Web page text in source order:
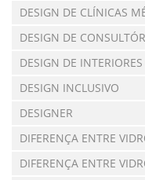
DESIGN DE CLÍNICAS
DESIGN DE
DESIGN DE
DESIGN INCLUSIVO
DESIGNER
DIFERENÇA ENTRE
DIFERENÇA ENTRE